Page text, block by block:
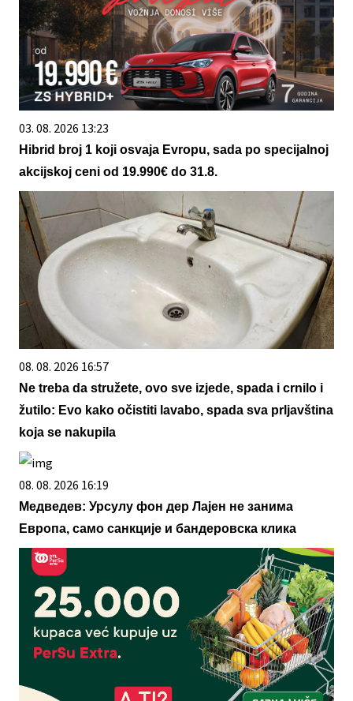
03. 08. 2026 13:23
Hibrid broj 1 koji osvaja Evropu, sada po specijalnoj
akcijskoj ceni od 19.990€ do 31.8.
08. 08. 2026 16:57
Ne treba da stružete, ovo sve izjede, spada i crnilo i
žutilo: Evo kako očistiti lavabo, spada sva prljavština
koja se nakupila
08. 08. 2026 16:19
Медведев: Урсулу фон дер Лајен не занима
Европа, само санкције и бандеровска клика